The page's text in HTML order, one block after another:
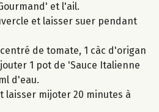
et l'ail.
et laisser suer pendant
de tomate, 1 càc d'origan
1 pot de 'Sauce Italienne
d'eau.
laisser mijoter 20 minutes à